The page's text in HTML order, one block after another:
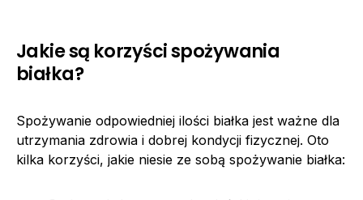
Jakie są korzyści spożywania
białka?
Spożywanie odpowiedniej ilości białka jest ważne dla
utrzymania zdrowia i dobrej kondycji fizycznej. Oto
kilka korzyści, jakie niesie ze sobą spożywanie białka: